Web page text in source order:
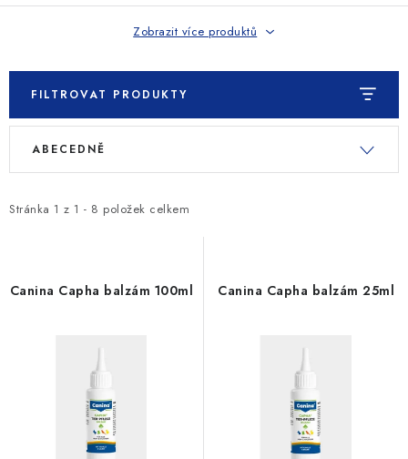
Ceník dopravy Kontakty
Obchodní podmínky
Podmínky ochrany osobních údajů
Zobrazit více produktů
FILTROVAT PRODUKTY
V
i
r
Stránka 1 z 1 - 8 položek celkem
Ř
e
p
ABECEDNĚ
Canina Capha balzám 100ml Canina Capha balzám 25ml